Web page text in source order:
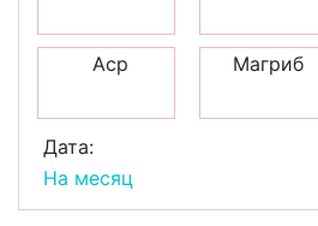
Аср Магриб
Дата:
На месяц